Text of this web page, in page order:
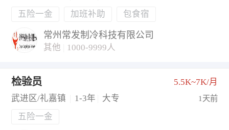
五险一金 加班补助 包食宿
常州常发制冷科技有限公司
其他 1000-9999人
检验员
5.5K~7K/月
武进区/礼嘉镇
1-3年 大专 1天前
五险一金